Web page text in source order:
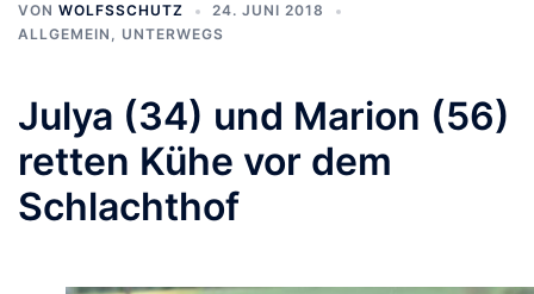
VON WOLFSSCHUTZ
24. JUNI 2018
ALLGEMEIN , UNTERWEGS
Julya (34) und Marion (56)
retten Kühe vor dem
Schlachthof